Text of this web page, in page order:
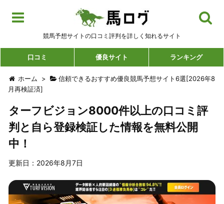
競馬予想サイトの口コミ評判を詳しく知れるサイト
口コミ 優良サイト ランキング
ホーム >
信頼できるおすすめ優良競馬予想サイト6選[2026年8
月再検証済]
ターフビジョン8000件以上の口コミ評
判と自ら登録検証した情報を無料公開
中！
更新日：2026年8月7日